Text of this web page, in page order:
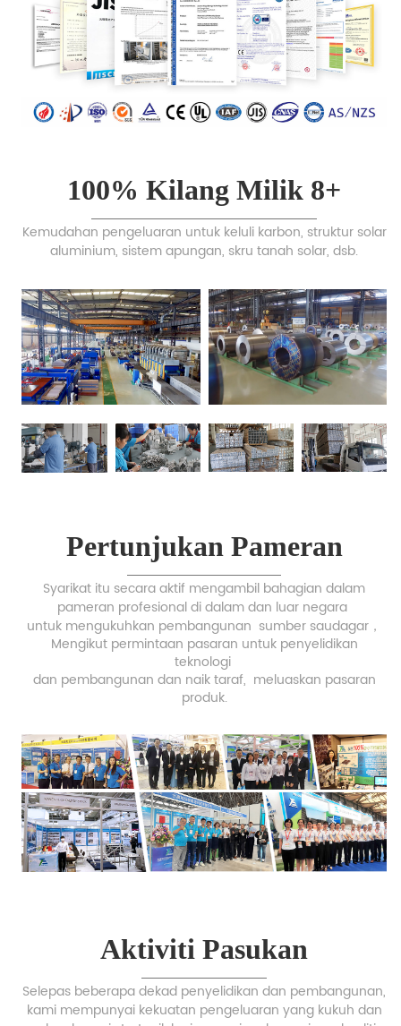
100% Kilang Milik 8+
Kemudahan pengeluaran untuk keluli karbon, struktur solar
aluminium, sistem apungan, skru tanah solar, dsb.
Pertunjukan Pameran
Syarikat itu secara aktif mengambil bahagian dalam
pameran profesional di dalam dan luar negara
untuk mengukuhkan pembangunan sumber saudagar，
Mengikut permintaan pasaran untuk penyelidikan
teknologi
dan pembangunan dan naik taraf, meluaskan pasaran
produk.
Aktiviti Pasukan
Selepas beberapa dekad penyelidikan dan pembangunan,
kami mempunyai kekuatan pengeluaran yang kukuh dan